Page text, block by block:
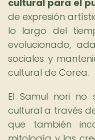
cultural para el
de expresión
lo largo del
evolucionado,
sociales y
cultural de Corea.
El Samul nori no
cultural a través
que también